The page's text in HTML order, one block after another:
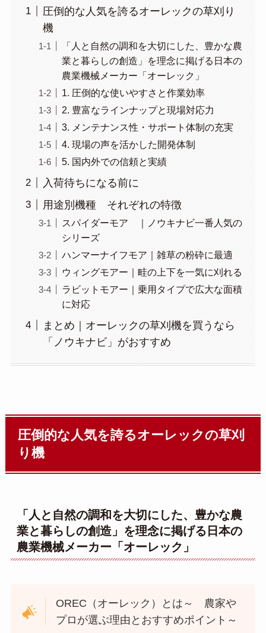
圧倒的な人気を誇るオーレックの草刈り
機
「人と自然の調和を大切にした、豊かな農
業と暮らしの創造」を理念に掲げる日本の
農業機械メーカー「オーレック」
1. 圧倒的な使いやすさと作業効率
2. 豊富なラインナップと現場対応力
3. メンテナンス性・サポート体制の充実
4. 現場の声を活かした開発体制
5. 国内外での信頼と実績
入荷待ちになる前に
用途別機種 それぞれの特徴
スパイダーモア ｜ノウキナビ一番人気の
シリーズ
ハンマーナイフモア｜雑草の粉砕に最適
ウィングモアー｜畦の上下を一気に刈れる
ラビットモアー｜乗用タイプで広大な面積
に対応
まとめ｜オーレックの草刈機を買うなら
「ノウキナビ」がおすすめ
圧倒的な人気を誇るオーレックの草刈
り機
「人と自然の調和を大切にした、豊かな農
業と暮らしの創造」を理念に掲げる日本の
農業機械メーカー「オーレック」
OREC（オーレック）とは～ 農家や
プロが選ぶ理由とおすすめポイント～